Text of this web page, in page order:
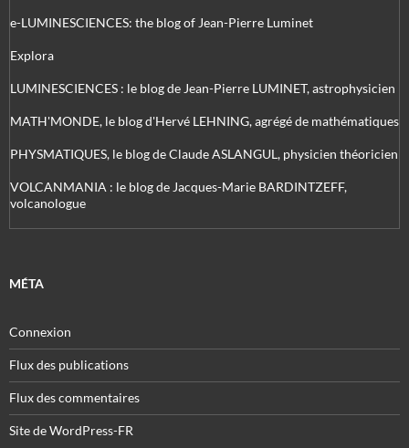
e-LUMINESCIENCES: the blog of Jean-Pierre Luminet
Explora
LUMINESCIENCES : le blog de Jean-Pierre LUMINET, astrophysicien
MATH'MONDE, le blog d'Hervé LEHNING, agrégé de mathématiques
PHYSMATIQUES, le blog de Claude ASLANGUL, physicien théoricien
VOLCANMANIA : le blog de Jacques-Marie BARDINTZEFF,
volcanologue
MÉTA
Connexion
Flux des publications
Flux des commentaires
Site de WordPress-FR